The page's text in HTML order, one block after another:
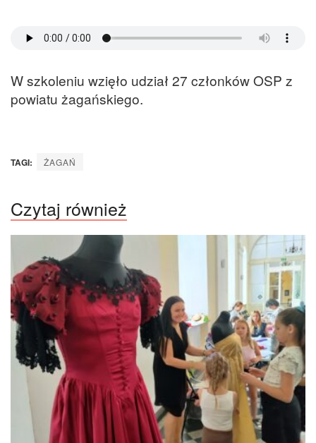
W szkoleniu wzięło udział 27 członków OSP z
powiatu żagańskiego.
TAGI: ŻAGAŃ
Czytaj również